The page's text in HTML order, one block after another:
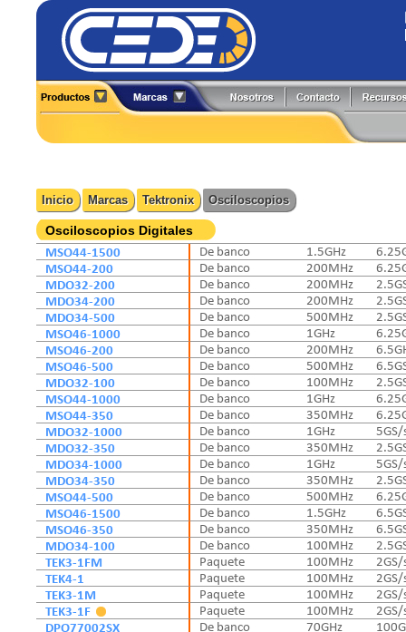
Cámaras Termográficas
Compensación Reactiva
Contadores
Detectores
Fuentes de Poder
Generadores de Funciones
Medidores
Pinzas de Medición
Probadores
Caltest Electronics
Circutor
Comark
Extech
FlukeCal
Global Specialties
Inicio Marcas Tektronix Osciloscopios
Osciloscopios Digitales
MSO44-1500
MSO44-200
MDO32-200
MDO34-200
MDO34-500
MSO46-1000
MSO46-200
MSO46-500
MDO32-100
MSO44-1000
MSO44-350
MDO32-1000
MDO32-350
MDO34-1000
MDO34-350
MSO44-500
MSO46-1500
MSO46-350
MDO34-100
TEK3-1FM
TEK4-1
TEK3-1M
TEK3-1F
DPO77002SX
De banco 1.5GHz
De banco
200MHz
De banco
200MHz
De banco
200MHz
De banco
500MHz
De banco
1GHz
De banco
200MHz
De banco
500MHz
De banco
100MHz
De banco
1GHz
De banco
350MHz
De banco
1GHz
5GS/
De banco
350MHz
De banco
1GHz
5GS/
De banco
350MHz
De banco
500MHz
De banco
1.5GHz
De banco
350MHz
De banco
100MHz
Paquete
100MHz
2GS/
Paquete
100MHz
2GS/
Paquete
100MHz
2GS/
Paquete
100MHz
2GS/
De banco
70GHz